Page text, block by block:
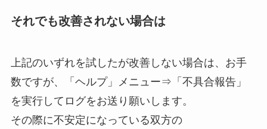
それでも改善されない場合は
上記のいずれを試したが改善しない場合は、お手
数ですが、「ヘルプ」メニュー⇒「不具合報告」
を実行してログをお送り願いします。
その際に不安定になっている双方の